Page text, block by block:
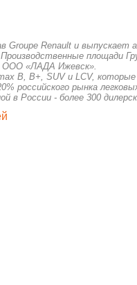
Renault и выпускает
Производственные
«ЛАДА Ижевск».
В, В+, SUV и LCV,
российского рынка
в России - более 300